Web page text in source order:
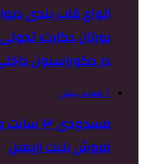
انواع قاب بندی
یورتان دکارت؛
در دکوراسیون
1 هفته پیش
مسدودی
فروش بلیت اربعین